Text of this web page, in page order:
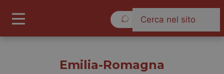
Emilia-Romagna